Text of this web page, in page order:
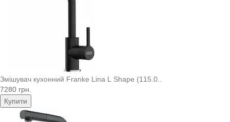
Змішувач кухонний Franke Lina L Shape (115.0..
7280 грн.
Купити